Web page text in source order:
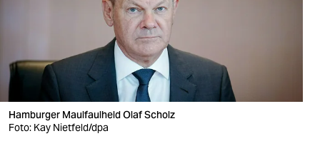
veranstaltungen
fragen & hilfe
Hamburger Maulfaulheld Olaf Scholz
Foto: Kay Nietfeld/dpa